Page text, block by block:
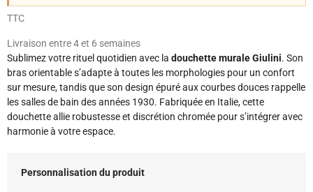
TTC
Livraison entre 4 et 6 semaines
Sublimez votre rituel quotidien avec la douchette murale Giulini. Son
bras orientable s’adapte à toutes les morphologies pour un confort
sur mesure, tandis que son design épuré aux courbes douces rappelle
les salles de bain des années 1930. Fabriquée en Italie, cette
douchette allie robustesse et discrétion chromée pour s’intégrer avec
harmonie à votre espace.
Personnalisation du produit